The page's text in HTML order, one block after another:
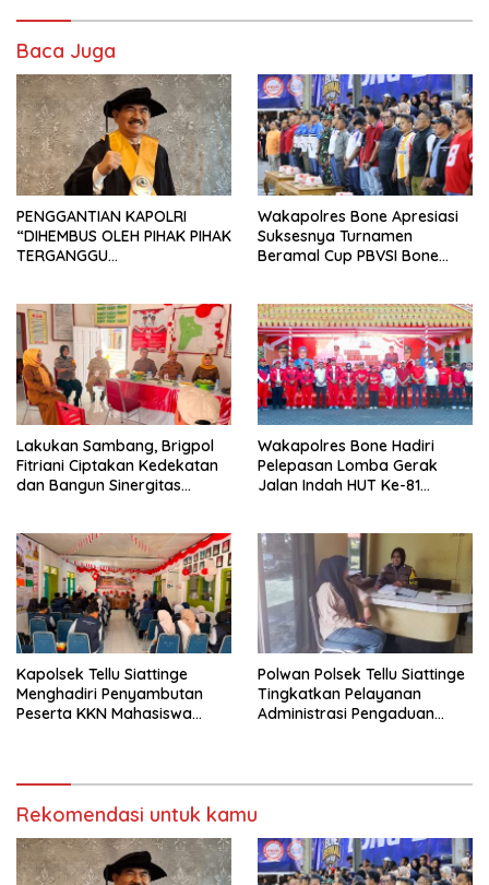
Baca Juga
PENGGANTIAN KAPOLRI
“DIHEMBUS OLEH PIHAK PIHAK
TERGANGGU
Wakapolres Bone Apresiasi
Suksesnya Turnamen
Beramal Cup PBVSI Bone
Lakukan Sambang, Brigpol
Fitriani Ciptakan Kedekatan
dan Bangun Sinergitas
Wakapolres Bone Hadiri
Pelepasan Lomba Gerak
Jalan Indah HUT Ke-81
Kapolsek Tellu Siattinge
Menghadiri Penyambutan
Peserta KKN Mahasiswa
Polwan Polsek Tellu Siattinge
Tingkatkan Pelayanan
Administrasi Pengaduan
Rekomendasi untuk kamu